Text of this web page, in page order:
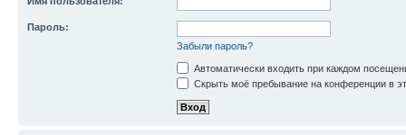
Пароль:
Забыли пароль?
Автоматически входить при каждом
Скрыть моё пребывание на конференции в